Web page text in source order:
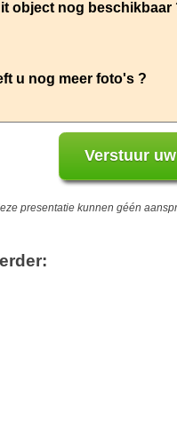
presentatie kunnen géén